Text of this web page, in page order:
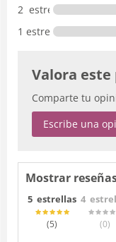
2 estrellas
1 estrella
Valora
Comparte tu
Escribe una
Mostrar
5 estrellas
(5)
4
(0)